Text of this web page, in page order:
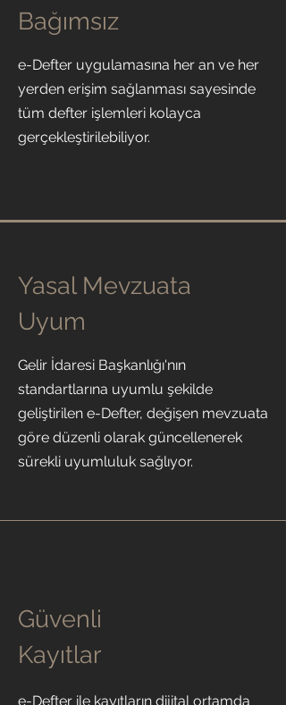
Bağımsız
e-Defter uygulamasına her an ve her
yerden erişim sağlanması sayesinde
tüm defter işlemleri kolayca
gerçekleştirilebiliyor.
Yasal Mevzuata
Uyum
Gelir İdaresi Başkanlığı'nın
standartlarına uyumlu şekilde
geliştirilen e-Defter, değişen mevzuata
göre düzenli olarak güncellenerek
sürekli uyumluluk sağlıyor.
Güvenli
Kayıtlar
e-Defter ile kayıtların dijital ortamda